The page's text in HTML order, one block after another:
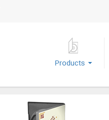
Products